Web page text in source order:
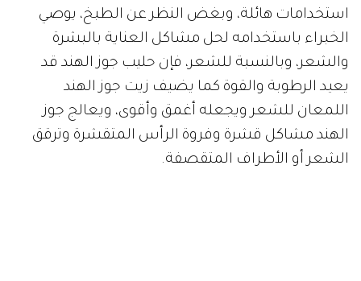
استخدامات هائلة، وبغض النظر عن الطبخ، يوصي
الخبراء باستخدامه لحل مشاكل العناية بالبشرة
والشعر، وبالنسبة للشعر، فإن حليب جوز الهند قد
يعيد الرطوبة والقوة كما يضيف زيت جوز الهند
اللمعان للشعر ويجعله أغمق وأقوى، ويعالج جوز
الهند مشاكل قشرة وفروة الرأس المتقشرة وترقق
الشعر أو الأطراف المتقصفة.